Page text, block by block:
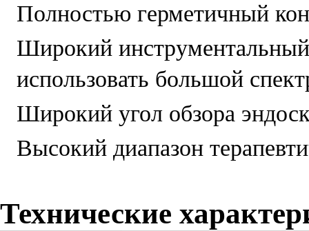
Полностью герметичный
Широкий
использовать большой
Широкий угол обзора
Высокий диапазон
Технические